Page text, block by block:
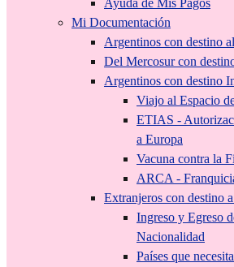
Mi Documentación
Argentinos con destino
Del Mercosur con
Argentinos con destino
Viajo al Espacio
ETIAS -
a Europa
Vacuna contra la
ARCA -
Extranjeros con destino
Ingreso y Egreso
Nacionalidad
Países que